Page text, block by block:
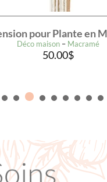
pour Plante en
Déco maison – Macramé
50.00$